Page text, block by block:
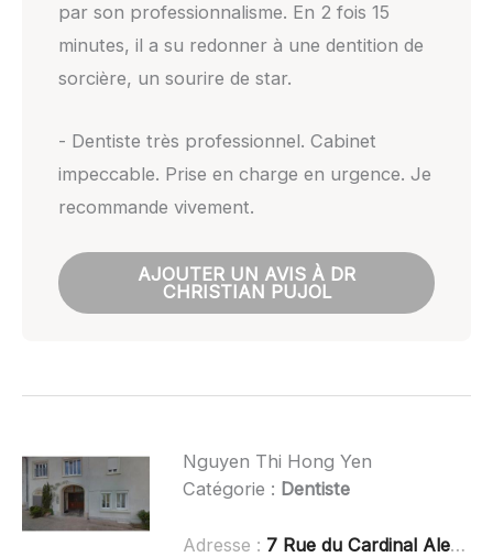
par son professionnalisme. En 2 fois 15
minutes, il a su redonner à une dentition de
sorcière, un sourire de star.
- Dentiste très professionnel. Cabinet
impeccable. Prise en charge en urgence. Je
recommande vivement.
AJOUTER UN AVIS À DR
CHRISTIAN PUJOL
Nguyen Thi Hong Yen
Catégorie : Dentiste
Adresse : 7 Rue du Cardinal Aleman, 01100 Arbent